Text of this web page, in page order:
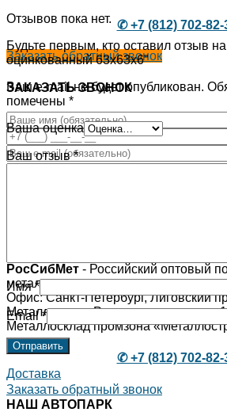
✆ +7 (812) 702-82-
Заказать обратный звонок
ЗАКАЗАТЬ ЗВОНОК
Используя эту форму, Вы
РосСибМет - Российский оптовый
металлопроката и арматуры
Офис: Санкт-Петербург, Лиговский
Металлосклад Расстанная улица, д.
Металлосклад промзона
✆ +7 (812) 702-82-
Заказать обратный звонок
Отзывов пока нет.
Будьте первым, кто оставил отзыв на
оцинкованный 63х63х6”
Ваш e-mail не будет опубликован.
помечены *
Ваша оценка
Ваш отзыв*
Имя*
Email*
Доставка
НАШ АВТОПАРК